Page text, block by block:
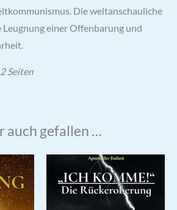
Die weltanschauliche
einer Offenbarung und
Seiten
auch gefallen …